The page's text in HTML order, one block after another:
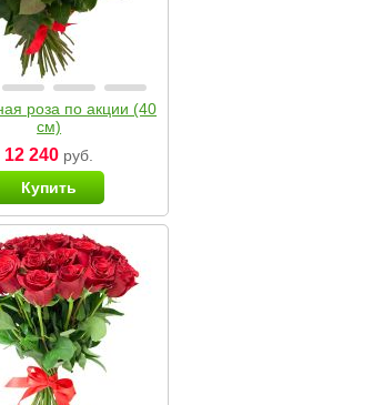
роза по акции (40
см)
12 240 руб.
Купить